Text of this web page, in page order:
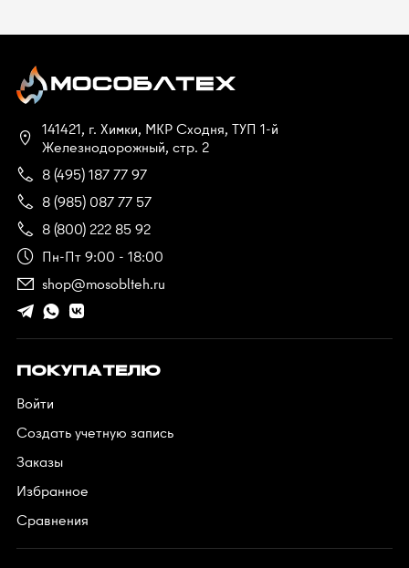
141421, г. Химки, МКР Сходня, ТУП 1-й
Железнодорожный, стр. 2
8 (495) 187 77 97
8 (985) 087 77 57
8 (800) 222 85 92
Пн-Пт 9:00 - 18:00
shop@mosoblteh.ru
ПОКУПАТЕЛЮ
Войти
Создать учетную запись
Заказы
Избранное
Сравнения